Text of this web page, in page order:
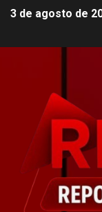
3 de agosto de